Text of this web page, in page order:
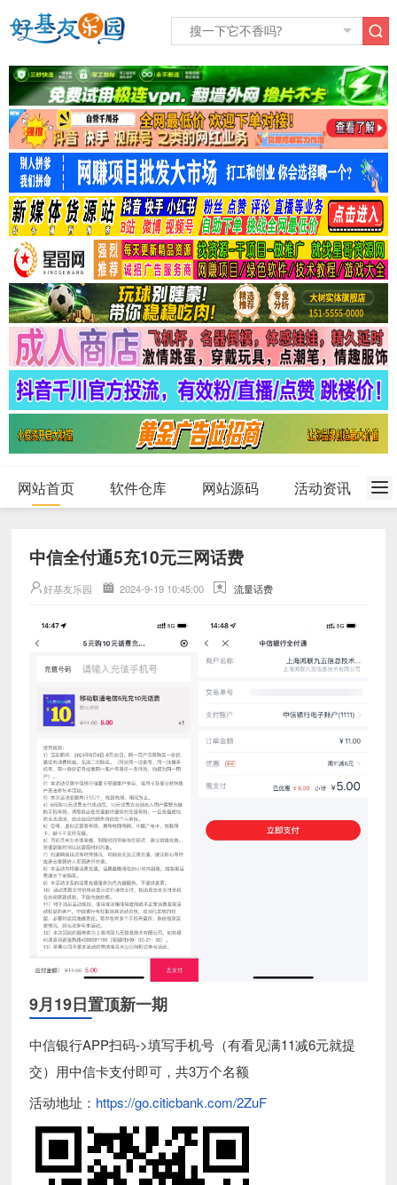
网站首页 软件仓库 网站源码 活动资讯
中信全付通5充10元三网话费
好基友乐园 2024-9-19 10:45:00 流量话费
9月19日置顶新一期
中信银行APP扫码->填写手机号（有看见满11减6元就提
交）用中信卡支付即可，共3万个名额
活动地址： https://go.citicbank.com/2ZuF